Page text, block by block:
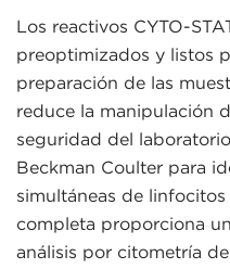
Los reactivos CYTO-
preoptimizados y listos
preparación de las
reduce la manipulación
seguridad del
Beckman Coulter para
simultáneas de
completa proporciona
análisis por citometría